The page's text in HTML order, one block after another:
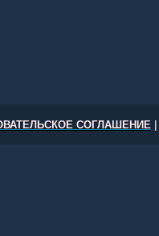
СОГЛАШЕНИЕ |